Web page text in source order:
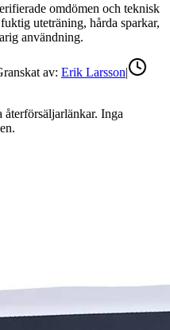
omdömen och teknisk
uteträning, hårda sparkar,
användning.
av: Erik Larsson|
Inga